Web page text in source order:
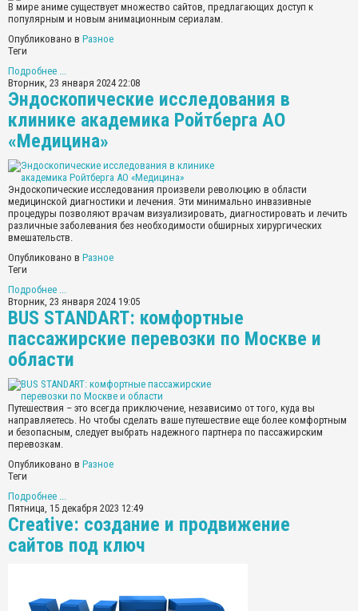
В мире аниме существует множество сайтов, предлагающих доступ к
популярным и новым анимационным сериалам.
Опубликовано в Разное
Теги
Подробнее ...
Вторник, 23 января 2024 22:08
Эндоскопические исследования в
клинике академика Ройтберга АО
«Медицина»
Эндоскопические исследования произвели революцию в области
медицинской диагностики и лечения. Эти минимально инвазивные
процедуры позволяют врачам визуализировать, диагностировать и лечить
различные заболевания без необходимости обширных хирургических
вмешательств.
Опубликовано в Разное
Теги
Подробнее ...
Вторник, 23 января 2024 19:05
BUS STANDART: комфортные
пассажирские перевозки по Москве и
области
Путешествия – это всегда приключение, независимо от того, куда вы
направляетесь. Но чтобы сделать ваше путешествие еще более комфортным
и безопасным, следует выбрать надежного партнера по пассажирским
перевозкам.
Опубликовано в Разное
Теги
Подробнее ...
Пятница, 15 декабря 2023 12:49
Creative: создание и продвижение
сайтов под ключ